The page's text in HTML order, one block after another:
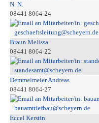
N. N.
08441 8064-24
geschaeftsleitung@scheyern.de
Braun Melissa
08441 8064-22
standesamt@scheyern.de
Demmelmeier Andreas
08441 8064-27
bauamttiefbau@scheyern.de
Eccel Kerstin